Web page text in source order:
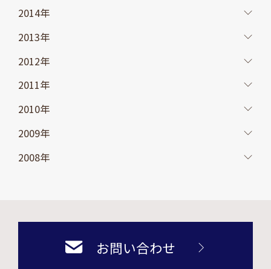
2014年
2013年
2012年
2011年
2010年
2009年
2008年
お問い合わせ